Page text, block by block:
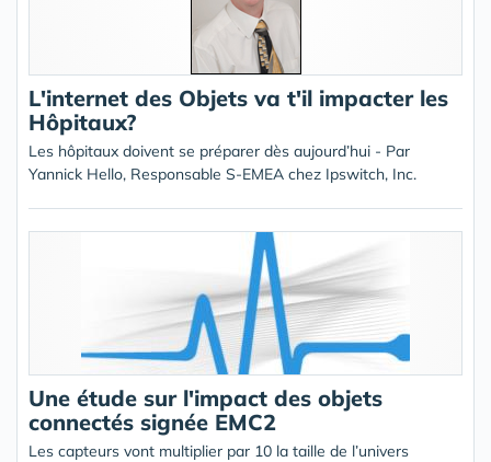
L'internet des Objets va t'il impacter les
Hôpitaux?
Les hôpitaux doivent se préparer dès aujourd’hui - Par
Yannick Hello, Responsable S-EMEA chez Ipswitch, Inc.
Une étude sur l'impact des objets
connectés signée EMC2
Les capteurs vont multiplier par 10 la taille de l’univers